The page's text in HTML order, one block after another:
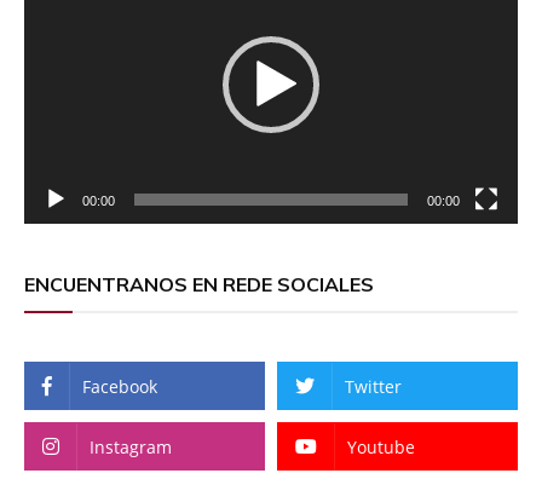
00:00 00:00
ENCUENTRANOS EN REDE SOCIALES
Facebook Twitter
Instagram Youtube